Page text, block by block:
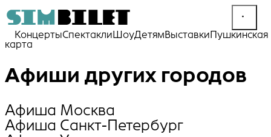
КонцертыСпектакли ШоуДетямВыставкиПушкинская
карта
Афиши других городов
Афиша Москва
Афиша Санкт-Петербург